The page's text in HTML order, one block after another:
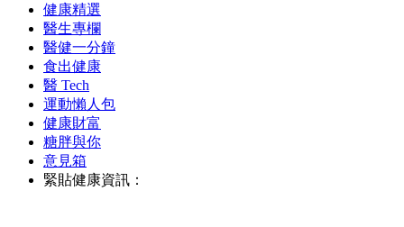
健康精選
醫生專欄
醫健一分鐘
食出健康
醫 Tech
運動懶人包
健康財富
糖胖與你
意見箱
緊貼健康資訊：